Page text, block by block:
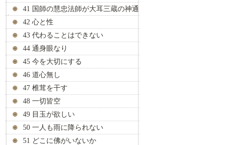
41 国師の慧忠法師が大耳三蔵の神通
力を見抜く42 心と性
43 代わることはできない
44 通身眼なり
45 今を大切にする
46 道心無し
47 椎茸を干す
48 一切皆空
49 目玉が欲しい
50 一人も雨に降られない
51 どこに佛がいないか